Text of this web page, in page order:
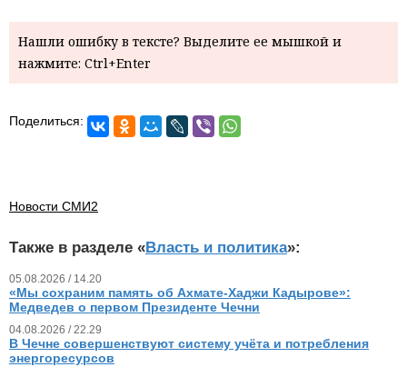
Нашли ошибку в тексте? Выделите ее мышкой и
нажмите: Ctrl+Enter
Поделиться:
Новости СМИ2
Также в разделе «Власть и политика»:
05.08.2026 / 14.20
«Мы сохраним память об Ахмате-Хаджи Кадырове»:
Медведев о первом Президенте Чечни
04.08.2026 / 22.29
В Чечне совершенствуют систему учёта и потребления
энергоресурсов